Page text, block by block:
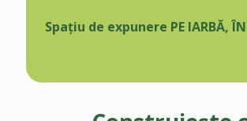
Spațiu de expunere PE IARBĂ, ÎN